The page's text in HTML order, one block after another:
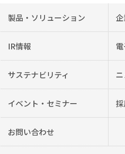
製品・ソリューション
IR情報
サステナビリティ
イベント・セミナー
お問い合わせ